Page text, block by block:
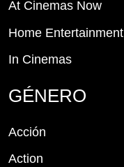
At Cinemas Now
Home Entertainment
In Cinemas
GÉNERO
Acción
Action